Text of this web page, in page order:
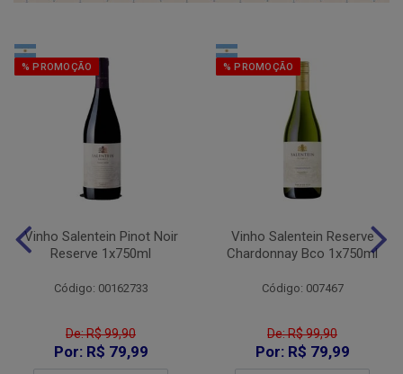
% PROMOÇÃO
Vinho Salentein Pinot Noir
Reserve 1x750ml
Código: 00162733
De: R$ 99,90
Por: R$ 79,99
% PROMOÇÃO
Vinho Salentein Reserve
Chardonnay Bco 1x750ml
Código: 007467
De: R$ 99,90
Por: R$ 79,99